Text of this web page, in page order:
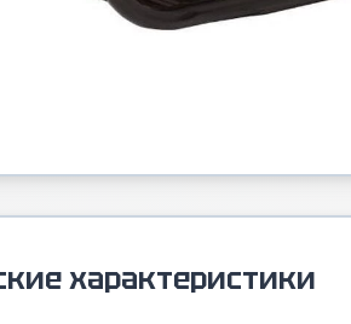
характеристики